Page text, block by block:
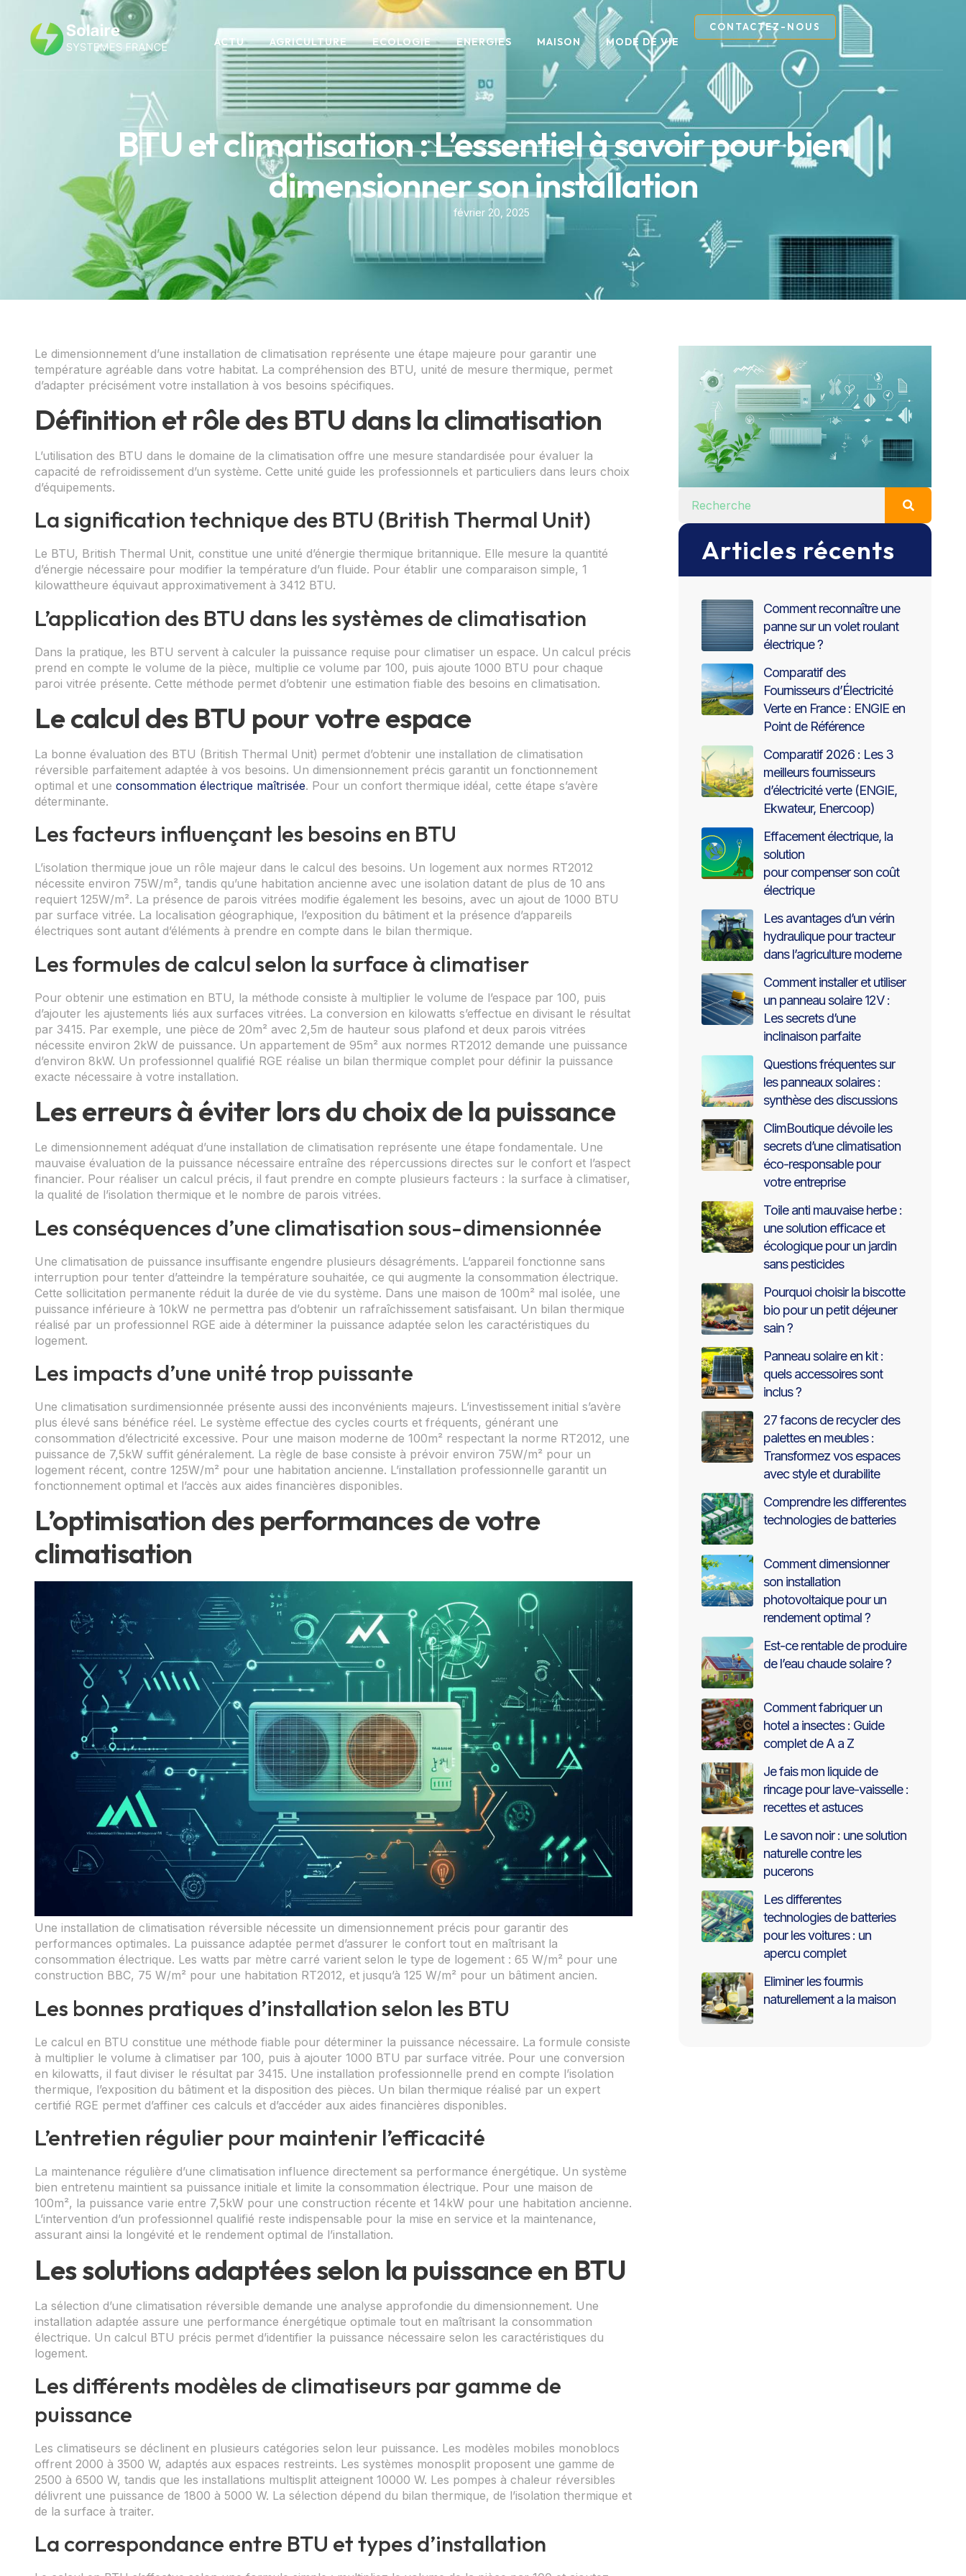
ACTU AGRICULTURE ECOLOGIE ENERGIES MAISON MODE DE VIE
CONTACTEZ-NOUS
BTU et climatisation : L’essentiel à savoir pour bien
dimensionner son installation
février 20, 2025
Le dimensionnement d’une installation de climatisation représente une étape majeure pour garantir une
température agréable dans votre habitat. La compréhension des BTU, unité de mesure thermique, permet
d’adapter précisément votre installation à vos besoins spécifiques.
Définition et rôle des BTU dans la climatisation
L’utilisation des BTU dans le domaine de la climatisation offre une mesure standardisée pour évaluer la
capacité de refroidissement d’un système. Cette unité guide les professionnels et particuliers dans leurs choix
d’équipements.
La signification technique des BTU (British Thermal Unit)
Le BTU, British Thermal Unit, constitue une unité d’énergie thermique britannique. Elle mesure la quantité
d’énergie nécessaire pour modifier la température d’un fluide. Pour établir une comparaison simple, 1
kilowattheure équivaut approximativement à 3412 BTU.
L’application des BTU dans les systèmes de climatisation
Dans la pratique, les BTU servent à calculer la puissance requise pour climatiser un espace. Un calcul précis
prend en compte le volume de la pièce, multiplie ce volume par 100, puis ajoute 1000 BTU pour chaque
paroi vitrée présente. Cette méthode permet d’obtenir une estimation fiable des besoins en climatisation.
Le calcul des BTU pour votre espace
La bonne évaluation des BTU (British Thermal Unit) permet d’obtenir une installation de climatisation
réversible parfaitement adaptée à vos besoins. Un dimensionnement précis garantit un fonctionnement
optimal et une consommation électrique maîtrisée. Pour un confort thermique idéal, cette étape s’avère
déterminante.
Les facteurs influençant les besoins en BTU
L’isolation thermique joue un rôle majeur dans le calcul des besoins. Un logement aux normes RT2012
nécessite environ 75W/m², tandis qu’une habitation ancienne avec une isolation datant de plus de 10 ans
requiert 125W/m². La présence de parois vitrées modifie également les besoins, avec un ajout de 1000 BTU
par surface vitrée. La localisation géographique, l’exposition du bâtiment et la présence d’appareils
électriques sont autant d’éléments à prendre en compte dans le bilan thermique.
Les formules de calcul selon la surface à climatiser
Pour obtenir une estimation en BTU, la méthode consiste à multiplier le volume de l’espace par 100, puis
d’ajouter les ajustements liés aux surfaces vitrées. La conversion en kilowatts s’effectue en divisant le résultat
par 3415. Par exemple, une pièce de 20m² avec 2,5m de hauteur sous plafond et deux parois vitrées
nécessite environ 2kW de puissance. Un appartement de 95m² aux normes RT2012 demande une puissance
d’environ 8kW. Un professionnel qualifié RGE réalise un bilan thermique complet pour définir la puissance
exacte nécessaire à votre installation.
Les erreurs à éviter lors du choix de la puissance
Le dimensionnement adéquat d’une installation de climatisation représente une étape fondamentale. Une
mauvaise évaluation de la puissance nécessaire entraîne des répercussions directes sur le confort et l’aspect
financier. Pour réaliser un calcul précis, il faut prendre en compte plusieurs facteurs : la surface à climatiser,
la qualité de l’isolation thermique et le nombre de parois vitrées.
Les conséquences d’une climatisation sous-dimensionnée
Une climatisation de puissance insuffisante engendre plusieurs désagréments. L’appareil fonctionne sans
interruption pour tenter d’atteindre la température souhaitée, ce qui augmente la consommation électrique.
Cette sollicitation permanente réduit la durée de vie du système. Dans une maison de 100m² mal isolée, une
puissance inférieure à 10kW ne permettra pas d’obtenir un rafraîchissement satisfaisant. Un bilan thermique
réalisé par un professionnel RGE aide à déterminer la puissance adaptée selon les caractéristiques du
logement.
Les impacts d’une unité trop puissante
Une climatisation surdimensionnée présente aussi des inconvénients majeurs. L’investissement initial s’avère
plus élevé sans bénéfice réel. Le système effectue des cycles courts et fréquents, générant une
consommation d’électricité excessive. Pour une maison moderne de 100m² respectant la norme RT2012, une
puissance de 7,5kW suffit généralement. La règle de base consiste à prévoir environ 75W/m² pour un
logement récent, contre 125W/m² pour une habitation ancienne. L’installation professionnelle garantit un
fonctionnement optimal et l’accès aux aides financières disponibles.
L’optimisation des performances de votre
climatisation
Une installation de climatisation réversible nécessite un dimensionnement précis pour garantir des
performances optimales. La puissance adaptée permet d’assurer le confort tout en maîtrisant la
consommation électrique. Les watts par mètre carré varient selon le type de logement : 65 W/m² pour une
construction BBC, 75 W/m² pour une habitation RT2012, et jusqu’à 125 W/m² pour un bâtiment ancien.
Les bonnes pratiques d’installation selon les BTU
Le calcul en BTU constitue une méthode fiable pour déterminer la puissance nécessaire. La formule consiste
à multiplier le volume à climatiser par 100, puis à ajouter 1000 BTU par surface vitrée. Pour une conversion
en kilowatts, il faut diviser le résultat par 3415. Une installation professionnelle prend en compte l’isolation
thermique, l’exposition du bâtiment et la disposition des pièces. Un bilan thermique réalisé par un expert
certifié RGE permet d’affiner ces calculs et d’accéder aux aides financières disponibles.
L’entretien régulier pour maintenir l’efficacité
La maintenance régulière d’une climatisation influence directement sa performance énergétique. Un système
bien entretenu maintient sa puissance initiale et limite la consommation électrique. Pour une maison de
100m², la puissance varie entre 7,5kW pour une construction récente et 14kW pour une habitation ancienne.
L’intervention d’un professionnel qualifié reste indispensable pour la mise en service et la maintenance,
assurant ainsi la longévité et le rendement optimal de l’installation.
Les solutions adaptées selon la puissance en BTU
La sélection d’une climatisation réversible demande une analyse approfondie du dimensionnement. Une
installation adaptée assure une performance énergétique optimale tout en maîtrisant la consommation
électrique. Un calcul BTU précis permet d’identifier la puissance nécessaire selon les caractéristiques du
logement.
Les différents modèles de climatiseurs par gamme de
puissance
Les climatiseurs se déclinent en plusieurs catégories selon leur puissance. Les modèles mobiles monoblocs
offrent 2000 à 3500 W, adaptés aux espaces restreints. Les systèmes monosplit proposent une gamme de
2500 à 6500 W, tandis que les installations multisplit atteignent 10000 W. Les pompes à chaleur réversibles
délivrent une puissance de 1800 à 5000 W. La sélection dépend du bilan thermique, de l’isolation thermique et
de la surface à traiter.
La correspondance entre BTU et types d’installation
Articles récents
Comment reconnaître une
panne sur un volet roulant
électrique ?
Comparatif des
Fournisseurs d’Électricité
Verte en France : ENGIE en
Point de Référence
Comparatif 2026 : Les 3
meilleurs fournisseurs
d’électricité verte (ENGIE,
Ekwateur, Enercoop)
Effacement électrique, la
solution
pour compenser son coût
électrique
Les avantages d’un vérin
hydraulique pour tracteur
dans l’agriculture moderne
Comment installer et utiliser
un panneau solaire 12V :
Les secrets d’une
inclinaison parfaite
Questions fréquentes sur
les panneaux solaires :
synthèse des discussions
ClimBoutique dévoile les
secrets d’une climatisation
éco-responsable pour
votre entreprise
Toile anti mauvaise herbe :
une solution efficace et
écologique pour un jardin
sans pesticides
Pourquoi choisir la biscotte
bio pour un petit déjeuner
sain ?
Panneau solaire en kit :
quels accessoires sont
inclus ?
27 facons de recycler des
palettes en meubles :
Transformez vos espaces
avec style et durabilite
Comprendre les differentes
technologies de batteries
Comment dimensionner
son installation
photovoltaique pour un
rendement optimal ?
Est-ce rentable de produire
de l’eau chaude solaire ?
Comment fabriquer un
hotel a insectes : Guide
complet de A a Z
Je fais mon liquide de
rincage pour lave-vaisselle :
recettes et astuces
Le savon noir : une solution
naturelle contre les
pucerons
Les differentes
technologies de batteries
pour les voitures : un
apercu complet
Eliminer les fourmis
naturellement a la maison